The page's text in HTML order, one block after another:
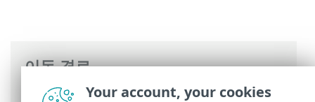
이동 경로
ESET 온라인 도움말>ESET Mail Security>
Your account, your cookies